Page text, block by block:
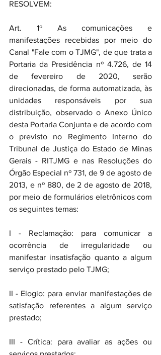
RESOLVEM:
Art. 1º As comunicações e
manifestações recebidas por meio do
Canal "Fale com o TJMG", de que trata a
Portaria da Presidência nº 4.726, de 14
de fevereiro de 2020, serão
direcionadas, de forma automatizada, às
unidades responsáveis por sua
distribuição, observado o Anexo Único
desta Portaria Conjunta e de acordo com
o previsto no Regimento Interno do
Tribunal de Justiça do Estado de Minas
Gerais - RITJMG e nas Resoluções do
Órgão Especial nº 731, de 9 de agosto de
2013, e nº 880, de 2 de agosto de 2018,
por meio de formulários eletrônicos com
os seguintes temas:
I - Reclamação: para comunicar a
ocorrência de irregularidade ou
manifestar insatisfação quanto a algum
serviço prestado pelo TJMG;
II - Elogio: para enviar manifestações de
satisfação referentes a algum serviço
prestado;
III - Crítica: para avaliar as ações ou